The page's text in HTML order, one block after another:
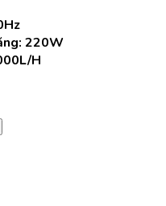
220W
H